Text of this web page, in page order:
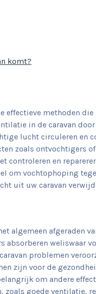
komt?
effectieve methoden
in de caravan
lucht circuleren en
zoals ontvochtigers
en
om vochtophoping
uit uw caravan
algemeen afgeraden
absorberen weliswaar
problemen
zijn voor de
om andere
zoals goede ventilatie,